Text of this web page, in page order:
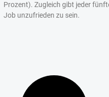
Prozent). Zugleich gibt jeder
Job unzufrieden zu sein.